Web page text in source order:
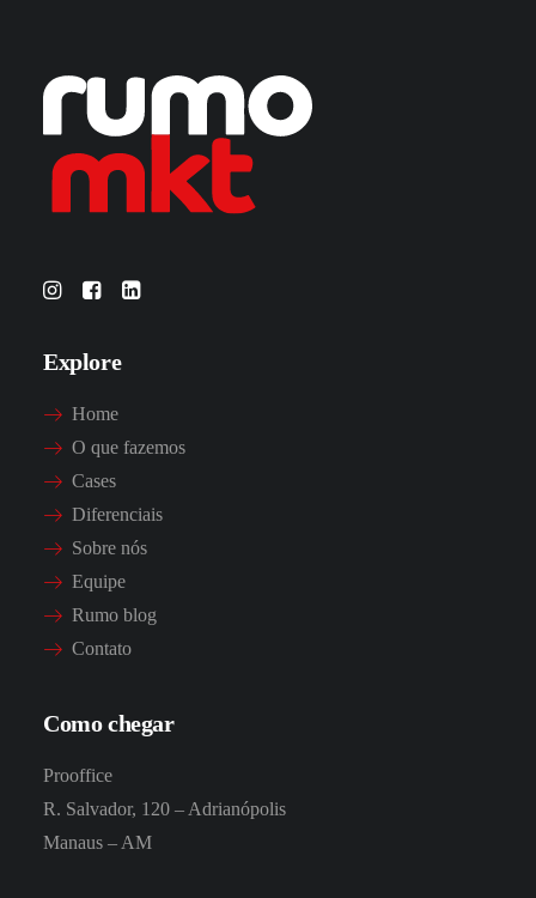
Explore
Home
O que fazemos
Cases
Diferenciais
Sobre nós
Equipe
Rumo blog
Contato
Como chegar
Prooffice
R. Salvador, 120 – Adrianópolis
Manaus – AM